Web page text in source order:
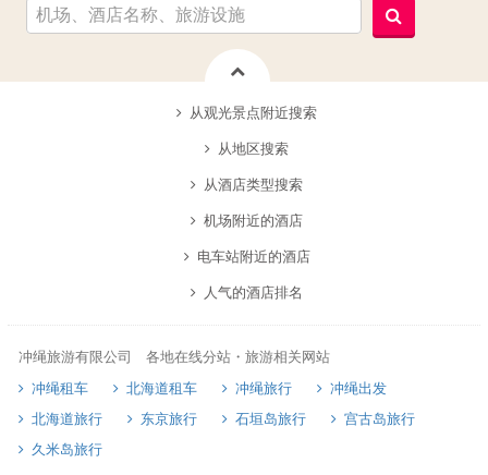
从观光景点附近搜索
从地区搜索
从酒店类型搜索
机场附近的酒店
电车站附近的酒店
人气的酒店排名
冲绳旅游有限公司 各地在线分站・旅游相关网站
冲绳租车
北海道租车 冲绳旅行
冲绳出发
北海道旅行
东京旅行 石垣岛旅行
宫古岛旅行
久米岛旅行